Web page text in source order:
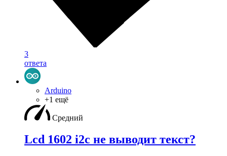
3
ответа
Arduino
+1 ещё
Средний
Lcd 1602 i2c не выводит текст?